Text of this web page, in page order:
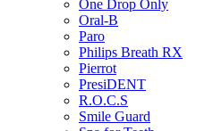
One Drop Only
Oral-B
Paro
Philips Breath RX
Pierrot
PresiDENT
R.O.C.S
Smile Guard